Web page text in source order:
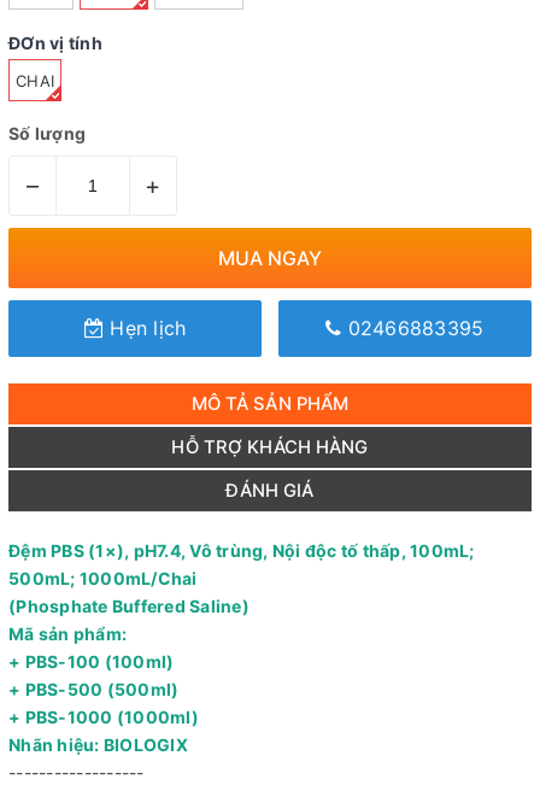
ĐƠn vị tính
CHAI
Số lượng
– +
MUA NGAY
Hẹn lịch 02466883395
MÔ TẢ SẢN PHẨM
HỖ TRỢ KHÁCH HÀNG
ĐÁNH GIÁ
Đệm PBS (1×), pH7.4, Vô trùng, Nội độc tố thấp, 100mL;
500mL; 1000mL/Chai
(Phosphate Buffered Saline)
Mã sản phẩm:
+ PBS-100 (100ml)
+ PBS-500 (500ml)
+ PBS-1000 (1000ml)
Nhãn hiệu: BIOLOGIX
------------------